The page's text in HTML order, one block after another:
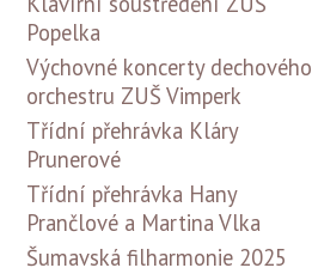
Popelka
Výchovné koncerty dechového
orchestru ZUŠ Vimperk
Třídní přehrávka Kláry
Prunerové
Třídní přehrávka Hany
Prančlové a Martina Vlka
Šumavská filharmonie 2025